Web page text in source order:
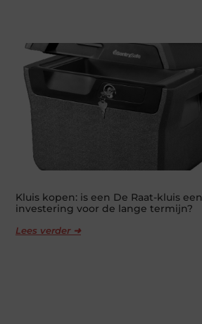
Kluis kopen: is een De Raat-kluis een
investering voor de lange termijn?
Lees verder ➜